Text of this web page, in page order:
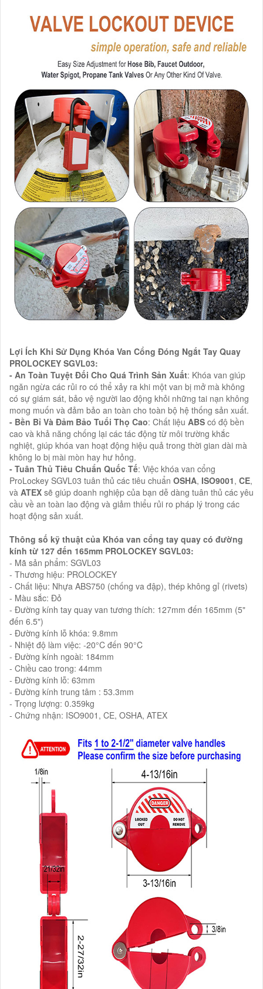
Lợi Ích Khi Sử Dụng Khóa Van Cổng Đóng Ngắt Tay Quay
PROLOCKEY SGVL03:
- An Toàn Tuyệt Đối Cho Quá Trình Sản Xuất: Khóa van giúp
ngăn ngừa các rủi ro có thể xảy ra khi một van bị mở mà không
có sự giám sát, bảo vệ người lao động khỏi những tai nạn không
mong muốn và đảm bảo an toàn cho toàn bộ hệ thống sản xuất.
- Bền Bỉ Và Đảm Bảo Tuổi Thọ Cao: Chất liệu ABS có độ bền
cao và khả năng chống lại các tác động từ môi trường khắc
nghiệt, giúp khóa van hoạt động hiệu quả trong thời gian dài mà
không lo bị mài mòn hay hư hỏng.
- Tuân Thủ Tiêu Chuẩn Quốc Tế: Việc khóa van cổng
ProLockey SGVL03 tuân thủ các tiêu chuẩn OSHA, ISO9001, CE,
và ATEX sẽ giúp doanh nghiệp của bạn dễ dàng tuân thủ các yêu
cầu về an toàn lao động và giảm thiểu rủi ro pháp lý trong các
hoạt động sản xuất.
Thông số kỹ thuật của Khóa van cổng tay quay có đường
kính từ 127 đến 165mm PROLOCKEY SGVL03:
- Mã sản phẩm: SGVL03
- Thương hiệu: PROLOCKEY
- Chất liệu: Nhựa ABS750 (chống va đập), thép không gỉ (rivets)
- Màu sắc: Đỏ
- Đường kính tay quay van tương thích: 127mm đến 165mm (5"
đến 6.5")
- Đường kính lỗ khóa: 9.8mm
- Nhiệt độ làm việc: -20°C đến 90°C
- Đường kính ngoài: 184mm
- Chiều cao trong: 44mm
- Đường kính lỗ: 63mm
- Đường kính trung tâm : 53.3mm
- Trọng lượng: 0.359kg
- Chứng nhận: ISO9001, CE, OSHA, ATEX